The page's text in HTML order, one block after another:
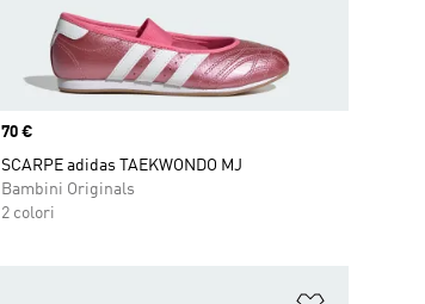
Price
70 €
SCARPE adidas TAEKWONDO MJ
Bambini Originals
2 colori